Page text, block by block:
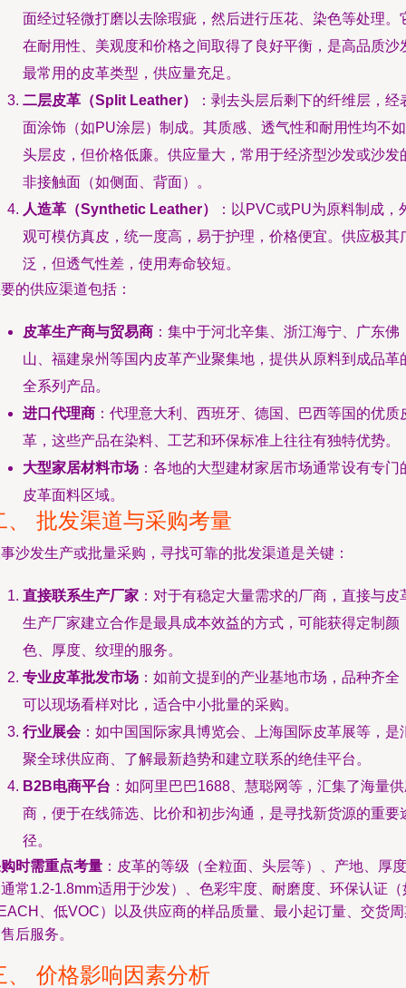
面经过轻微打磨以去除瑕疵，然后进行压花、染色等处理。
在耐用性、美观度和价格之间取得了良好平衡，是高品质沙
最常用的皮革类型，供应量充足。
二层皮革（Split Leather）
：剥去头层后剩下的纤维层，经
面涂饰（如PU涂层）制成。其质感、透气性和耐用性均不如
头层皮，但价格低廉。供应量大，常用于经济型沙发或沙发
非接触面（如侧面、背面）。
人造革（Synthetic Leather）
：以PVC或PU为原料制成，
观可模仿真皮，统一度高，易于护理，价格便宜。供应极其
泛，但透气性差，使用寿命较短。
的供应渠道包括：
皮革生产商与贸易商 ：集中于河北辛集、浙江海宁、广东佛
山、福建泉州等国内皮革产业聚集地，提供从原料到成品革
全系列产品。
进口代理商 ：代理意大利、西班牙、德国、巴西等国的优质
革，这些产品在染料、工艺和环保标准上往往有独特优势。
大型家居材料市场 ：各地的大型建材家居市场通常设有专门
皮革面料区域。
、 批发渠道与采购考量
沙发生产或批量采购，寻找可靠的批发渠道是关键：
直接联系生产厂家 ：对于有稳定大量需求的厂商，直接与皮
生产厂家建立合作是最具成本效益的方式，可能获得定制颜
色、厚度、纹理的服务。
专业皮革批发市场 ：如前文提到的产业基地市场，品种齐全
可以现场看样对比，适合中小批量的采购。
行业展会：如中国国际家具博览会、上海国际皮革展等，是
聚全球供应商、了解最新趋势和建立联系的绝佳平台。
B2B电商平台 ：如阿里巴巴1688、慧聪网等，汇集了海量
商，便于在线筛选、比价和初步沟通，是寻找新货源的重要
径。
时需重点考量 ：皮革的等级（全粒面、头层等）、产地、厚度
常1.2-1.8mm适用于沙发）、色彩牢度、耐磨度、环保认证（
、低VOC）以及供应商的样品质量、最小起订量、交货
后服务。
、 价格影响因素分析